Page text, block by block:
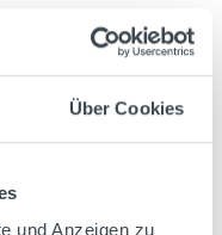
Über Cookies
und Anzeigen zu